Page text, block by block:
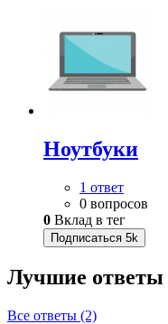
Ноутбуки
1 ответ
0 вопросов
0 Вклад в тег
Подписаться 5k
Лучшие ответы
Все ответы (2)